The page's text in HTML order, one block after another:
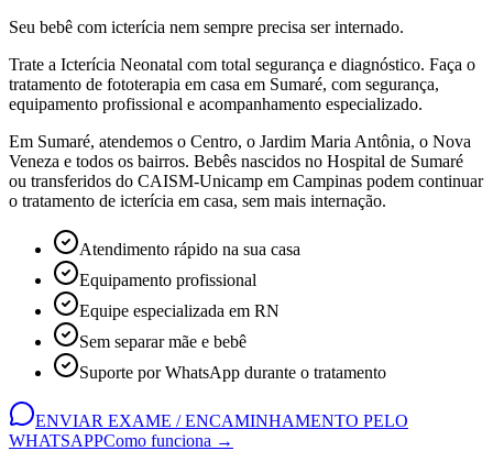
Seu bebê com icterícia nem sempre precisa ser internado.
Trate a Icterícia Neonatal com total segurança e diagnóstico. Faça o
tratamento de fototerapia em casa em Sumaré, com segurança,
equipamento profissional e acompanhamento especializado.
Em Sumaré, atendemos o Centro, o Jardim Maria Antônia, o Nova
Veneza e todos os bairros. Bebês nascidos no Hospital de Sumaré
ou transferidos do CAISM-Unicamp em Campinas podem continuar
o tratamento de icterícia em casa, sem mais internação.
Atendimento rápido na sua casa
Equipamento profissional
Equipe especializada em RN
Sem separar mãe e bebê
Suporte por WhatsApp durante o tratamento
ENVIAR EXAME / ENCAMINHAMENTO PELO
WHATSAPPComo funciona →